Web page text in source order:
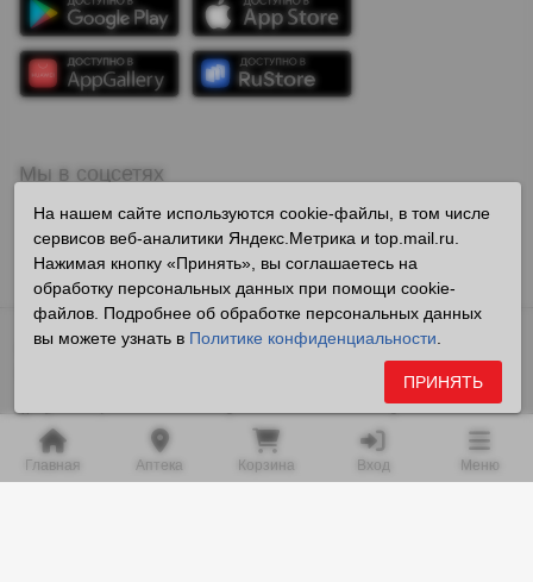
Главная Аптека Корзина Вход Меню
Мы в соцсетях
Владелец сайта ООО «Образ» ОГРН 1112724008242
Любая информация на сайте носит справочный характер и не
является публичной офертой, определяемой положениями
пункта 2 статьи 437 Гражданского кодекса Российской
На нашем сайте используются cookie-файлы, в том числе
сервисов веб-аналитики Яндекс.Метрика и top.mail.ru.
Нажимая кнопку «Принять», вы соглашаетесь на
обработку персональных данных при помощи cookie-
файлов. Подробнее об обработке персональных данных
вы можете узнать в Политике конфиденциальности
ПРИНЯТЬ